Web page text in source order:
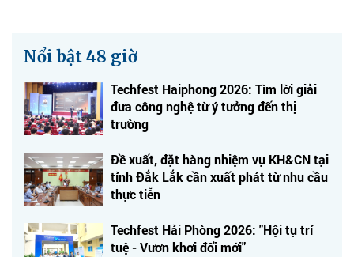
Nổi bật 48 giờ
Techfest Haiphong 2026: Tìm lời giải
đưa công nghệ từ ý tưởng đến thị
trường
Đề xuất, đặt hàng nhiệm vụ KH&CN tại
tỉnh Đắk Lắk cần xuất phát từ nhu cầu
thực tiễn
Techfest Hải Phòng 2026: "Hội tụ trí
tuệ - Vươn khơi đổi mới"